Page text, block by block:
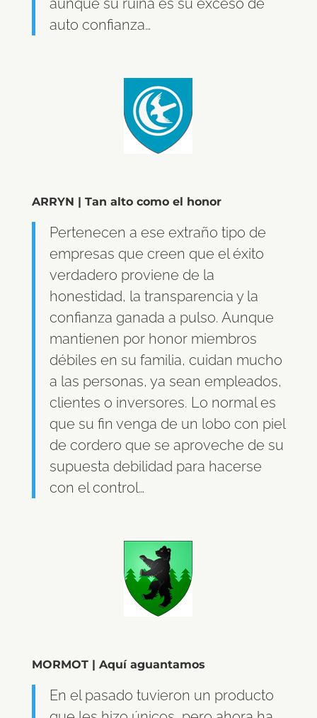
aunque su ruina es su exceso de
auto confianza…
ARRYN | Tan alto como el honor
Pertenecen a ese extraño tipo de
empresas que creen que el éxito
verdadero proviene de la
honestidad, la transparencia y la
confianza ganada a pulso. Aunque
mantienen por honor miembros
débiles en su familia, cuidan mucho
a las personas, ya sean empleados,
clientes o inversores. Lo normal es
que su fin venga de un lobo con piel
de cordero que se aproveche de su
supuesta debilidad para hacerse
con el control…
MORMOT | Aquí aguantamos
En el pasado tuvieron un producto